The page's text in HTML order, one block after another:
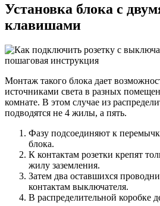
Установка блока с
клавишами
Монтаж такого блока дает
источниками света в разных
комнате. В этом случае из
подводятся не 4 жилы, а пять.
Фазу подсоединяют к
блока.
К контактам розетки крепят
жилу заземления.
Затем два оставшихся
контактам выключателя.
В распределительной коробке